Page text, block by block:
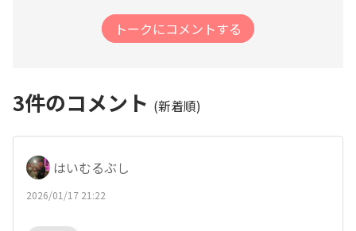
トークにコメントする
3件のコメント (新着順)
はいむるぶし
2026/01/17 21:22